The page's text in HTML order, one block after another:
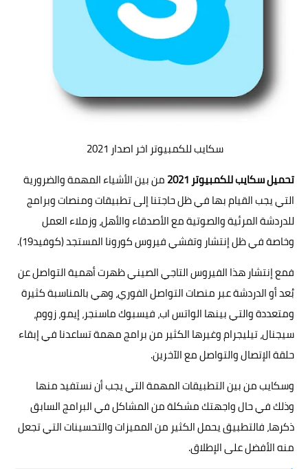
سكايب للكمبيوتر اخر اصدار 2021
تحميلسكايبللكمبيوتر 2021
من بين الأشياء المهمة والضرورية
التي يجب القيام بها في ظل حاجتنا إلى تطبيقات ومنصات وبرامج
للدردشة المرئية والصوتية مع الأصدقاء والأهل، وزملاء العمل
وخاصة في ظل إنتشار وتفشي فيروس كورونا المستجد (كوفيد19).
فمع إنتشار هذا الفيروس التاجي الصيني ظهرت أهمية التواصل عن
بُعد أو الدردشة عبر منصات التواصل الفوري، وهي بالمناسبة كثيرة
ومتعددة والتي بينها الواتس اب، فيسبوك ماسنجر، إيمو، زووم،
سيجنال، تيليجرام وغيرها الكثير من برامج مهمة تساعدنا في إبقاء
حلقة الإتصال والتواصل مع الآخرين.
وسكايب من بينالتطبيقاتالمهمة التي يجب أن نستفيد منها
وذلك في حال واجهتك مشكلة من المشاكل في البرامج السابق
ذكرها، فالتطبيق يحمل الكثير من المميزات والتحسينات التي تجعل
منه الأفضل على الإطلاق.